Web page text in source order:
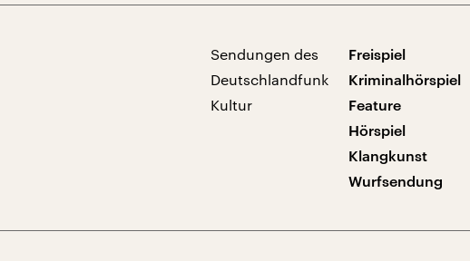
Sendungen des
Deutschlandfunk
Kultur
Freispiel
Kriminalhörspiel
Feature
Hörspiel
Klangkunst
Wurfsendung